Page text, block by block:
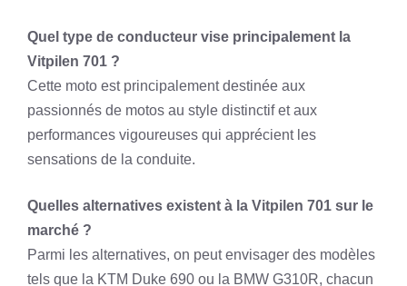
Quel type de conducteur vise principalement la
Vitpilen 701 ?
Cette moto est principalement destinée aux
passionnés de motos au style distinctif et aux
performances vigoureuses qui apprécient les
sensations de la conduite.
Quelles alternatives existent à la Vitpilen 701 sur le
marché ?
Parmi les alternatives, on peut envisager des modèles
tels que la KTM Duke 690 ou la BMW G310R, chacun